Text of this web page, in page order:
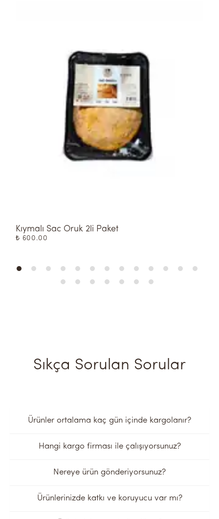
Kıymalı Sac Oruk 2li Paket
₺ 600.00
Sıkça Sorulan Sorular
Ürünler ortalama kaç gün içinde kargolanır?
Hangi kargo firması ile çalışıyorsunuz?
Nereye ürün gönderiyorsunuz?
Ürünlerinizde katkı ve koruyucu var mı?